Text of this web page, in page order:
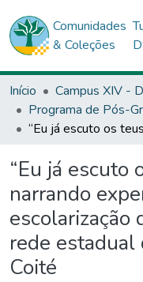
Comunidades
& Coleções
Início
“Eu já escuto
narrando
escolarização
rede estadual
Coité